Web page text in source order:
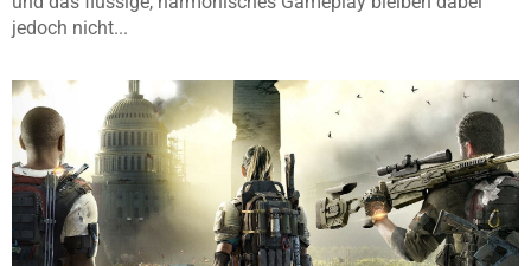
jedoch nicht...